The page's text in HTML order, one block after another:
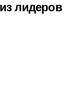
лидеров